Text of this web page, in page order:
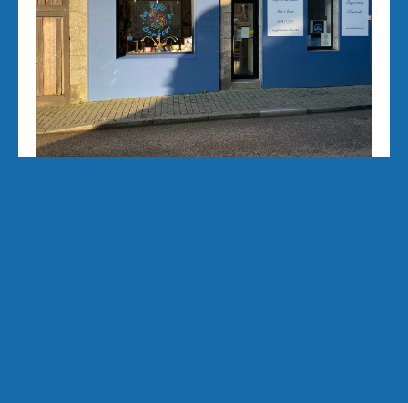
de la Tour 29870 Lannilis 06/43/34/20/40
auxeffetsdubonheur@kmel.bzh